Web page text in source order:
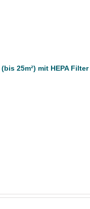
25m²) mit HEPA